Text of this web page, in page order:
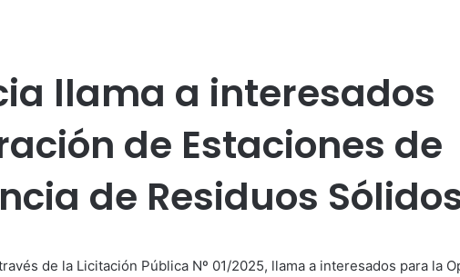
llama a interesados
de Estaciones de
de Residuos
de la Licitación Pública Nº 01/2025, llama a interesados para la